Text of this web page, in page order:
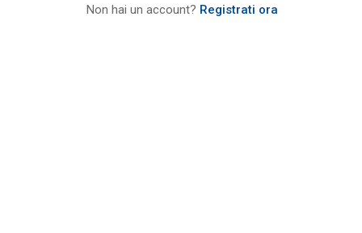
Non hai un account? Registrati ora